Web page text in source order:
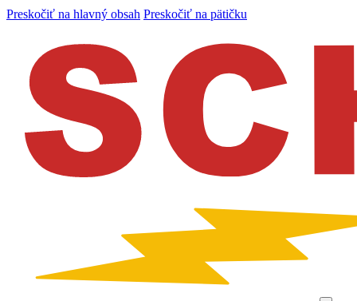
Preskočiť na hlavný obsah Preskočiť na pätičku